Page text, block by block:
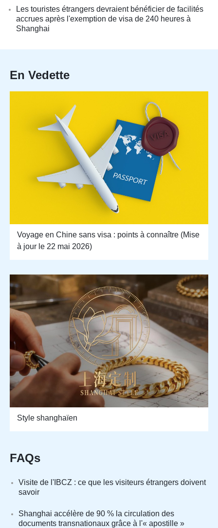
Les touristes étrangers devraient bénéficier de facilités
accrues après l'exemption de visa de 240 heures à
Shanghai
En Vedette
Voyage en Chine sans visa : points à connaître (Mise
à jour le 22 mai 2026)
Style shanghaïen
FAQs
Visite de l'IBCZ : ce que les visiteurs étrangers doivent
savoir
Shanghai accélère de 90 % la circulation des
documents transnationaux grâce à l'« apostille »